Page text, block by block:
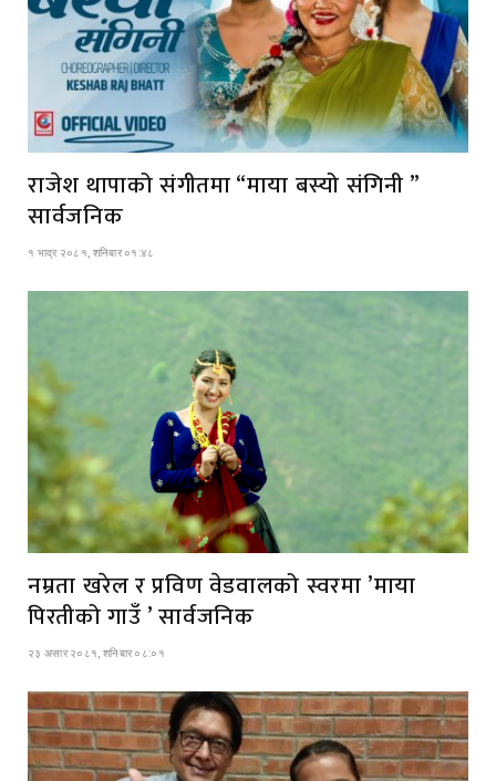
राजेश थापाको संगीतमा “माया बस्यो संगिनी ”
सार्वजनिक
१ भाद्र २०८१, शनिबार ०१:४८
नम्रता खरेल र प्रविण वेडवालको स्वरमा ’माया
पिरतीको गाउँ ’ सार्वजनिक
२३ असार २०८१, शनिबार ०८:०१